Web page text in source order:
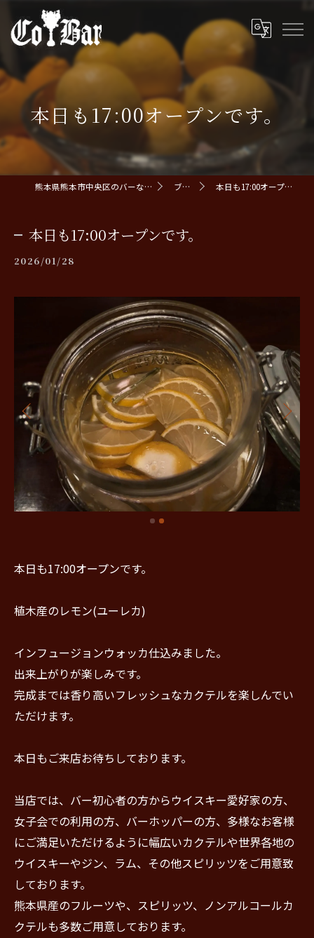
本日も17:00オープンです。
熊本県熊本市中央区のバーならCoBar ブログ 本日も17:00オープンです。
本日も17:00オープンです。
2026/01/28
本日も17:00オープンです。
植木産のレモン(ユーレカ)
インフュージョンウォッカ仕込みました。
出来上がりが楽しみです。
完成までは香り高いフレッシュなカクテルを楽しんでい
ただけます。
本日もご来店お待ちしております。
当店では、バー初心者の方からウイスキー愛好家の方、
女子会での利用の方、バーホッパーの方、多様なお客様
にご満足いただけるように幅広いカクテルや世界各地の
ウイスキーやジン、ラム、その他スピリッツをご用意致
しております。
熊本県産のフルーツや、スピリッツ、ノンアルコールカ
クテルも多数ご用意しております。